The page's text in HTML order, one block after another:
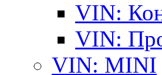
VIN:
VIN:
VIN: MINI